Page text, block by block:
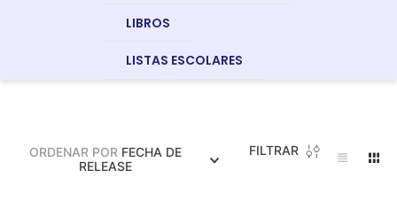
Manualidades y Arte
Recursos Digitales
LIBROS
LISTAS ESCOLARES
ORDENAR POR FECHA DE
RELEASE
FILTRAR